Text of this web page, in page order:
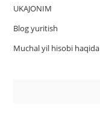
UKAJONIM
Blog yuritish
Muchal yil hisobi haqida